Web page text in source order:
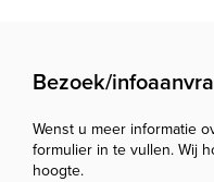
Bezoek/
Wenst u meer informatie
formulier in te vullen. Wij
hoogte.